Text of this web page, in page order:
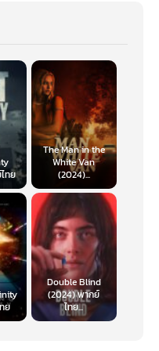
ทย
The Man in the
White Van
(2024)...
ย
Double Blind
(2024) พากย์
ไทย...